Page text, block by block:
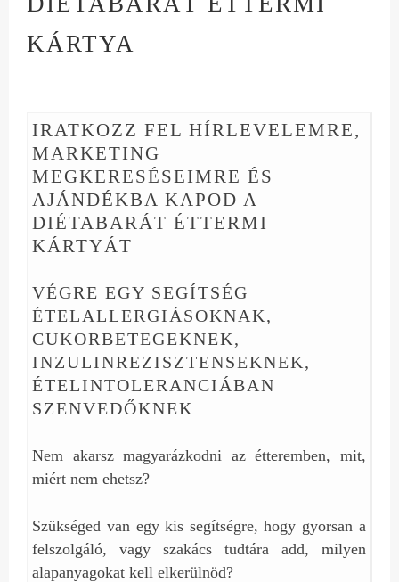
KÁRTYA
IRATKOZZ FEL HÍRLEVELEMRE,
MARKETING
MEGKERESÉSEIMRE ÉS
AJÁNDÉKBA KAPOD A
DIÉTABARÁT ÉTTERMI
KÁRTYÁT
VÉGRE EGY SEGÍTSÉG
ÉTELALLERGIÁSOKNAK,
CUKORBETEGEKNEK,
INZULINREZISZTENSEKNEK,
ÉTELINTOLERANCIÁBAN
SZENVEDŐKNEK
Nem akarsz magyarázkodni az étteremben, mit,
miért nem ehetsz?
Szükséged van egy kis segítségre, hogy gyorsan a
felszolgáló, vagy szakács tudtára add, milyen
alapanyagokat kell elkerülnöd?